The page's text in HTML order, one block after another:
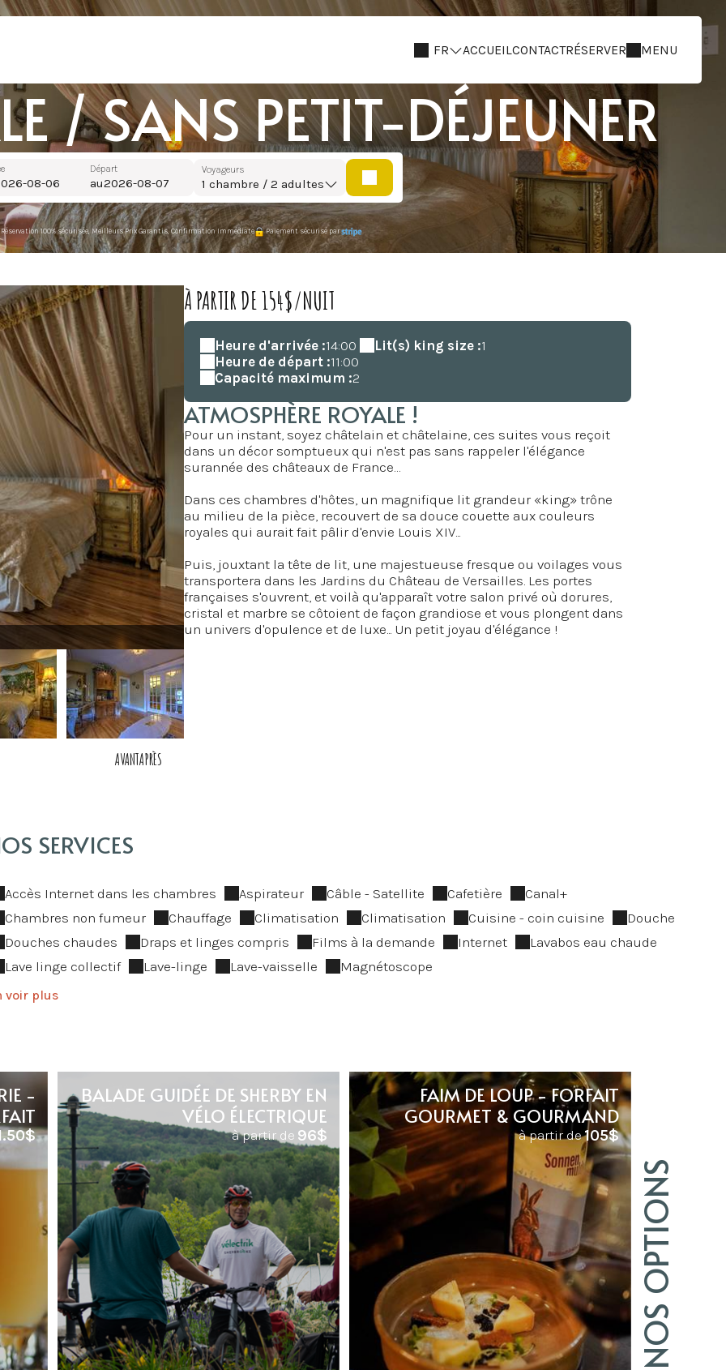
FR ACCUEILCONTACTRÉSERVER MENU
/ SANS PETIT-DÉJEUNER
Départ
au
Voyageurs
1 chambre / 2 adultes
Réservation 100% sécurisée, Meilleurs Prix Garantis, Confirmation Immédiate Paiement sécurisé par
AVANTAPRÈS
À PARTIR DE 154$/NUIT
Heure d'arrivée :14:00
Heure de départ :11:00
Capacité maximum :2
Lit(s) king size :1
ATMOSPHÈRE ROYALE !
Pour un instant, soyez châtelain et châtelaine, ces suites vous reçoit
dans un décor somptueux qui n'est pas sans rappeler l'élégance
surannée des châteaux de France…
Dans ces chambres d'hôtes, un magnifique lit grandeur «king» trône
au milieu de la pièce, recouvert de sa douce couette aux couleurs
royales qui aurait fait pâlir d'envie Louis XIV...
Puis, jouxtant la tête de lit, une majestueuse fresque ou voilages vous
transportera dans les Jardins du Château de Versailles. Les portes
françaises s'ouvrent, et voilà qu'apparaît votre salon privé où dorures,
cristal et marbre se côtoient de façon grandiose et vous plongent dans
un univers d'opulence et de luxe... Un petit joyau d'élégance !
SERVICES
Accès Internet dans les chambres Aspirateur Câble - Satellite Cafetière
Canal+
Chambres non fumeur
Chauffage Climatisation Climatisation Cuisine - coin cuisine
Douche
Douches chaudes
Draps et linges compris Films à la demande Internet
Lavabos eau chaude
Lave linge collectif
Lave-linge Lave-vaisselle Magnétoscope
voir plus
NOS OPTIONS
FAIM DE LOUP - FORFAIT
GOURMET & GOURMAND
à partir de105$
BALADE GUIDÉE DE SHERBY EN
VÉLO ÉLECTRIQUE
à partir de 96$
-